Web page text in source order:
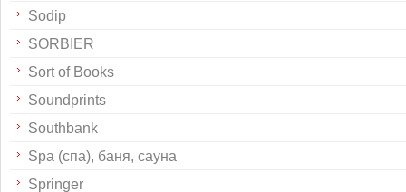
Sodip
SORBIER
Sort of Books
Soundprints
Southbank
Spa (спа), баня, сауна
Springer